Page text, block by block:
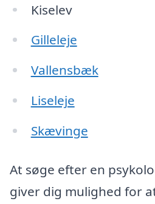
Kiselev
Gilleleje
Vallensbæk
Liseleje
Skævinge
At søge efter en
giver dig mulighed for